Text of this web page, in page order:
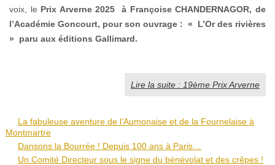
voix, le Prix Arverne 2025 à Françoise CHANDERNAGOR, de
l’Académie Goncourt, pour son ouvrage : « L’Or des rivières
» paru aux éditions Gallimard.
Lire la suite : 19ème Prix Arverne
La fabuleuse aventure de l’Aumonaise et de la Fournelaise à
Montmartre
Dansons la Bourrée ! Depuis 100 ans à Paris…
Un Comité Directeur sous le signe du bénévolat et des crêpes !